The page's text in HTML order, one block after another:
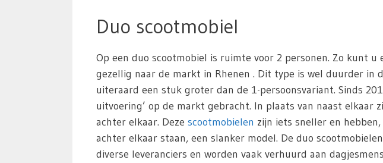
Duo scootmobiel
Op een duo scootmobiel is ruimte voor 2 personen. Zo kunt u
gezellig naar de markt in Rhenen . Dit type is wel duurder in
uiteraard een stuk groter dan de 1-persoonsvariant. Sinds
uitvoering’ op de markt gebracht. In plaats van naast elkaar
achter elkaar. Deze scootmobielen zijn iets sneller en
achter elkaar staan, een slanker model. De duo
diverse leveranciers en worden vaak verhuurd aan